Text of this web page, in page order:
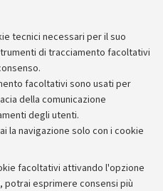
tecnici necessari per il suo
di tracciamento facoltativi
facoltativi sono usati per
della comunicazione
degli utenti.
la navigazione solo con i cookie
facoltativi attivando l'opzione
potrai esprimere consensi più
e 5x1000
e concorsi